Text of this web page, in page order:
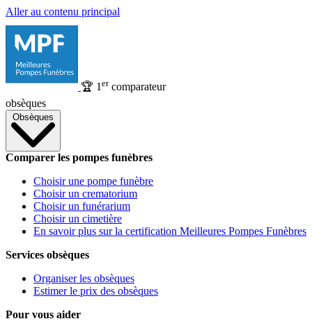
Aller au contenu principal
🏆 1 ercomparateur
obsèques
Obsèques
Comparer les pompes funèbres
Choisir une pompe funèbre
Choisir un crematorium
Choisir un funérarium
Choisir un cimetière
En savoir plus sur la certification Meilleures Pompes Funèbres
Services obsèques
Organiser les obsèques
Estimer le prix des obsèques
Pour vous aider